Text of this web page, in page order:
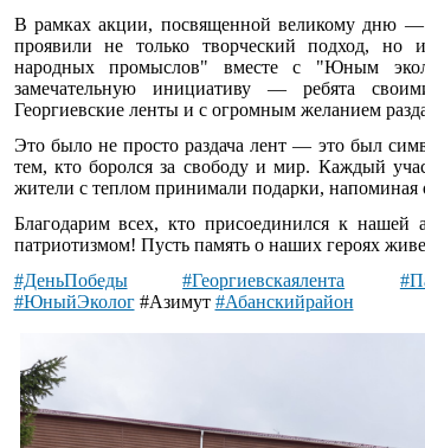
В рамках акции, посвященной великому дню
проявили не только творческий подход, но
народных промыслов" вместе с "Юным
замечательную инициативу — ребята
Георгиевские ленты и с огромным желанием
Это было не просто раздача лент — это был
тем, кто боролся за свободу и мир. Каждый
жители с теплом принимали подарки, напоминая
Благодарим всех, кто присоединился к нашей
патриотизмом! Пусть память о наших героях
#ДеньПобеды
#Георгиевскаялента
#ЮныйЭколог#Азимут #Абанскийрайон